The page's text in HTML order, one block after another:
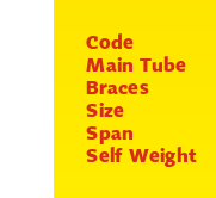
Code
Main Tube
Braces
Size
Span
Self Weight